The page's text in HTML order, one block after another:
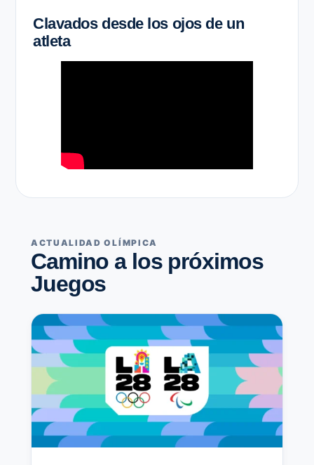
Clavados desde los ojos de un
atleta
ACTUALIDAD OLÍMPICA
Camino a los próximos
Juegos